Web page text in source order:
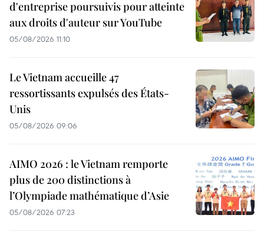
d'entreprise poursuivis pour atteinte
aux droits d'auteur sur YouTube
05/08/2026 11:10
Le Vietnam accueille 47
ressortissants expulsés des États-
Unis
05/08/2026 09:06
AIMO 2026 : le Vietnam remporte
plus de 200 distinctions à
l’Olympiade mathématique d’Asie
05/08/2026 07:23